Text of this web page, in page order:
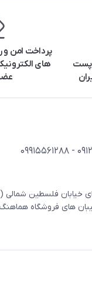
پست
پرداخت امن و
های
خیابان فلسطین شمالی
های فروشگاه هماهنگ